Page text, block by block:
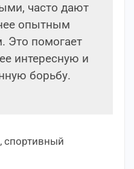
часто дают
опытным
Это помогает
интересную и
борьбу.
, спортивный